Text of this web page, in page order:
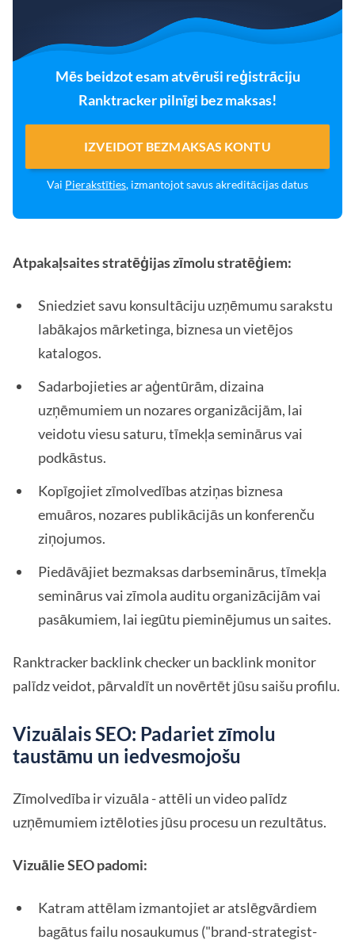
Mēs beidzot esam atvēruši reģistrāciju
Ranktracker pilnīgi bez maksas!
IZVEIDOT BEZMAKSAS KONTU
Vai Pierakstīties, izmantojot savus akreditācijas datus
Atpakaļsaites stratēģijas zīmolu stratēģiem:
Sniedziet savu konsultāciju uzņēmumu sarakstu
labākajos mārketinga, biznesa un vietējos
katalogos.
Sadarbojieties ar aģentūrām, dizaina
uzņēmumiem un nozares organizācijām, lai
veidotu viesu saturu, tīmekļa seminārus vai
podkāstus.
Kopīgojiet zīmolvedības atziņas biznesa
emuāros, nozares publikācijās un konferenču
ziņojumos.
Piedāvājiet bezmaksas darbseminārus, tīmekļa
seminārus vai zīmola auditu organizācijām vai
pasākumiem, lai iegūtu pieminējumus un saites.
Ranktracker backlink checker un backlink monitor
palīdz veidot, pārvaldīt un novērtēt jūsu saišu profilu.
Vizuālais SEO: Padariet zīmolu
taustāmu un iedvesmojošu
Zīmolvedība ir vizuāla - attēli un video palīdz
uzņēmumiem iztēloties jūsu procesu un rezultātus.
Vizuālie SEO padomi:
Katram attēlam izmantojiet ar atslēgvārdiem
bagātus failu nosaukumus ("brand-strategist-